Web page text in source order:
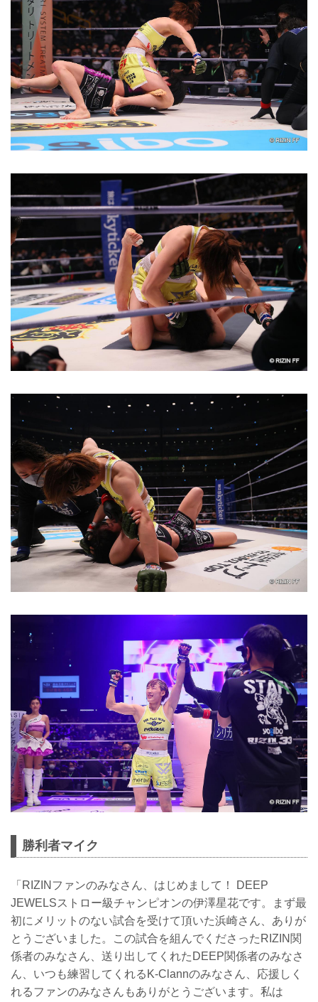
勝利者マイク
「RIZINファンのみなさん、はじめまして！ DEEP
JEWELSストロー級チャンピオンの伊澤星花です。まず最
初にメリットのない試合を受けて頂いた浜崎さん、ありが
とうございました。この試合を組んでくださったRIZIN関
係者のみなさん、送り出してくれたDEEP関係者のみなさ
ん、いつも練習してくれるK-Clannのみなさん、応援しく
れるファンのみなさんもありがとうございます。私は